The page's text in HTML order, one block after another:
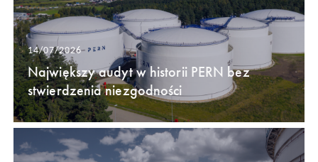
14/07/2026
Największy audyt w historii PERN bez
stwierdzenia niezgodności